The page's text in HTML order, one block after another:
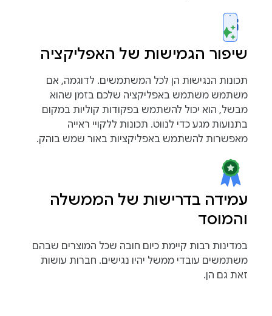
שיפור הגמישות של האפליקציה
תכונות הנגישות הן לכל המשתמשים. לדוגמה, אם
משתמש משתמש באפליקציה שלכם בזמן שהוא
מבשל, הוא יכול להשתמש בפקודות קוליות במקום
בתנועות מגע כדי לנווט. תכונות ללקויי ראייה
מאפשרות להשתמש באפליקציות באור שמש בוהק.
עמידה בדרישות של הממשלה
והמוסד
במדינות רבות קיימת כיום חובה שכל המוצרים שבהם
משתמשים עובדי ממשל יהיו נגישים. חברות עושות
זאת גם הן.